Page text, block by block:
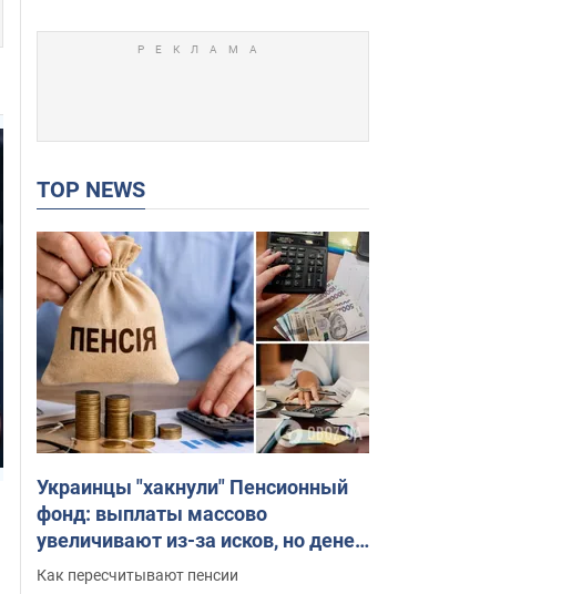
TOP NEWS
Украинцы "хакнули" Пенсионный
фонд: выплаты массово
увеличивают из-за исков, но денег
не хватает
Как пересчитывают пенсии